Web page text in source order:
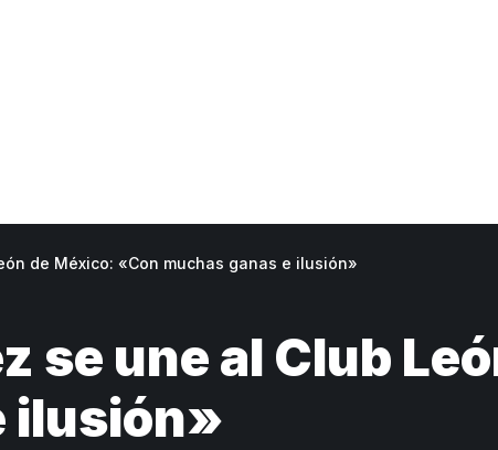
de México: «Con muchas ganas e ilusión»
se une al Club
ilusión»